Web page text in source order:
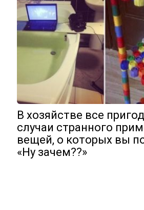
В хозяйстве все
случаи странного
вещей, о которых вы
«Ну зачем??»